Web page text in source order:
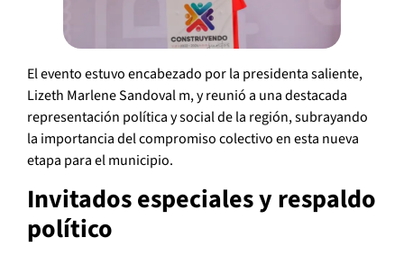
El evento estuvo encabezado por la presidenta saliente,
Lizeth Marlene Sandoval m, y reunió a una destacada
representación política y social de la región, subrayando
la importancia del compromiso colectivo en esta nueva
etapa para el municipio.
Invitados especiales y respaldo
político